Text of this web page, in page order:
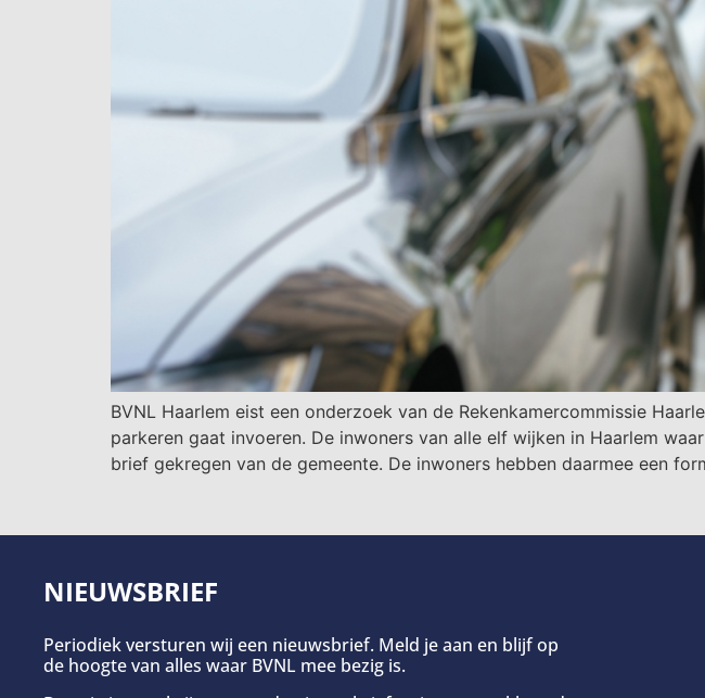
BVNL Haarlem eist een onderzoek van de Rekenkamercommissie
parkeren gaat invoeren. De inwoners van alle elf wijken in Haarlem
brief gekregen van de gemeente. De inwoners hebben daarmee een
NIEUWSBRIEF
Periodiek versturen wij een nieuwsbrief. Meld je aan en blijf op
de hoogte van alles waar BVNL mee bezig is.